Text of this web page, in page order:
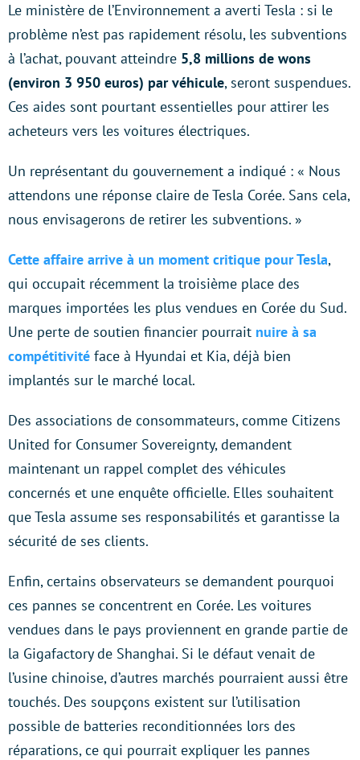
Le ministère de l’Environnement a averti Tesla : si le
problème n’est pas rapidement résolu, les subventions
à l’achat, pouvant atteindre 5,8 millions de wons
(environ 3 950 euros) par véhicule, seront suspendues.
Ces aides sont pourtant essentielles pour attirer les
acheteurs vers les voitures électriques.
Un représentant du gouvernement a indiqué : « Nous
attendons une réponse claire de Tesla Corée. Sans cela,
nous envisagerons de retirer les subventions. »
Cette affaire arrive à un moment critique pour Tesla,
qui occupait récemment la troisième place des
marques importées les plus vendues en Corée du Sud.
Une perte de soutien financier pourrait nuire à sa
compétitivité face à Hyundai et Kia, déjà bien
implantés sur le marché local.
Des associations de consommateurs, comme Citizens
United for Consumer Sovereignty, demandent
maintenant un rappel complet des véhicules
concernés et une enquête officielle. Elles souhaitent
que Tesla assume ses responsabilités et garantisse la
sécurité de ses clients.
Enfin, certains observateurs se demandent pourquoi
ces pannes se concentrent en Corée. Les voitures
vendues dans le pays proviennent en grande partie de
la Gigafactory de Shanghai. Si le défaut venait de
l’usine chinoise, d’autres marchés pourraient aussi être
touchés. Des soupçons existent sur l’utilisation
possible de batteries reconditionnées lors des
réparations, ce qui pourrait expliquer les pannes